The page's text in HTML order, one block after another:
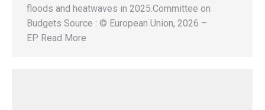
floods and heatwaves in 2025.Committee on
Budgets Source : © European Union, 2026 –
EP Read More